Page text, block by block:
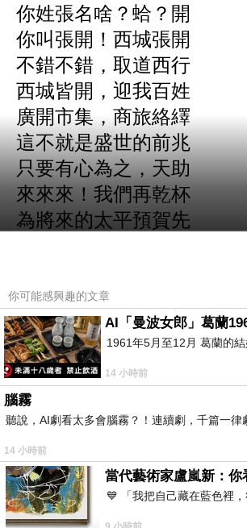
你姓張名啥？蛤？開
你叫張開！西城張開
不錯不錯，取道西行
西城皆開，迎我百姓
廣開市集，商旅絡繹
這不就是盛世的前兆
只要有心為之，天助
來來來！我們再乾杯
為將來的太平預賀先
你可能感興趣的文章
AI「曼波女郎」葛蘭
1961年5月至12月 葛蘭的
14 小時前
腦霧
聽說，AI劇看太多會腦霧？！連續劇，千篇一
14 小時前
當代藝術家盧嵐新：
💙 「我把自己藏在藍色裡